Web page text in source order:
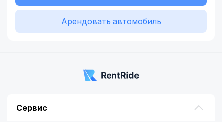
Арендовать автомобиль
Сервис